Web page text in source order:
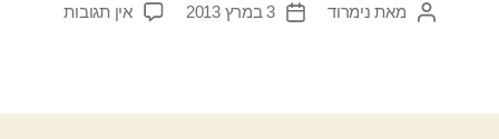
המחבר
מאת נימרוד
תאריך
3 במרץ 2013 אין תגובותעל